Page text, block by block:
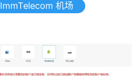
ImmTelecom 机场